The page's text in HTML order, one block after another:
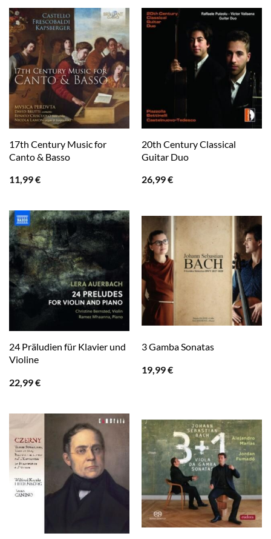
17th Century Music for
Canto & Basso
11,99€
20th Century Classical
Guitar Duo
26,99€
24 Präludien für Klavier und
Violine
22,99€
3 Gamba Sonatas
19,99€